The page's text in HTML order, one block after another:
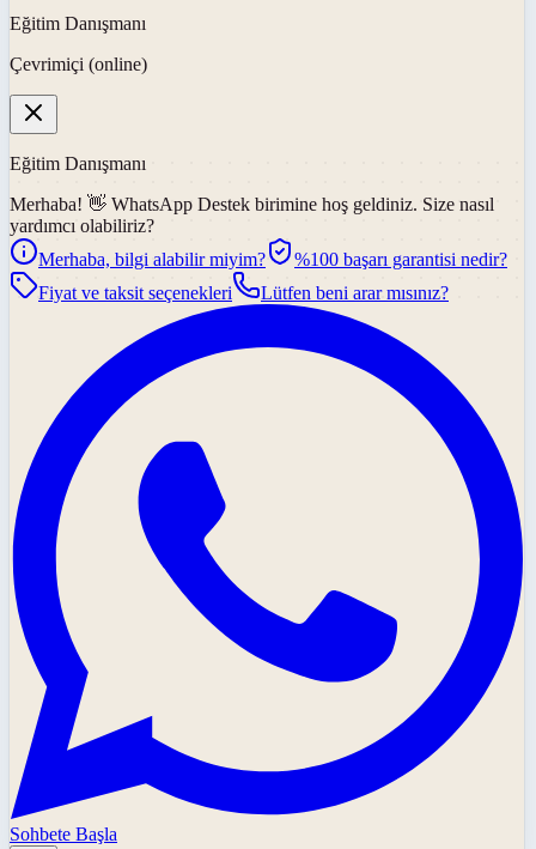
Eğitim Danışmanı
Çevrimiçi (online)
Eğitim Danışmanı
Merhaba! 👋 WhatsApp Destek birimine hoş geldiniz. Size nasıl
yardımcı olabiliriz?
Merhaba, bilgi alabilir miyim?
%100 başarı garantisi nedir?
Fiyat ve taksit seçenekleri
Lütfen beni arar mısınız?
Sohbete Başla